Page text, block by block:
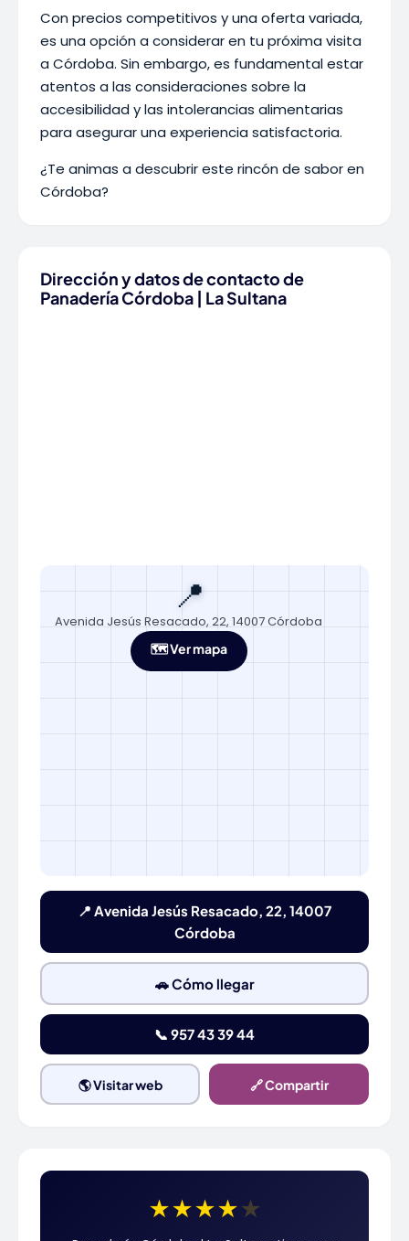
Con precios competitivos y una oferta variada,
es una opción a considerar en tu próxima visita
a Córdoba. Sin embargo, es fundamental estar
atentos a las consideraciones sobre la
accesibilidad y las intolerancias alimentarias
para asegurar una experiencia satisfactoria.
¿Te animas a descubrir este rincón de sabor en
Córdoba?
Dirección y datos de contacto de
Panadería Córdoba | La Sultana
📍
Avenida Jesús Resacado, 22, 14007 Córdoba
🗺️ Ver mapa
📍 Avenida Jesús Resacado, 22, 14007
Córdoba
🚗 Cómo llegar
📞 957 43 39 44
🌎 Visitar web 🔗 Compartir
★★★★★